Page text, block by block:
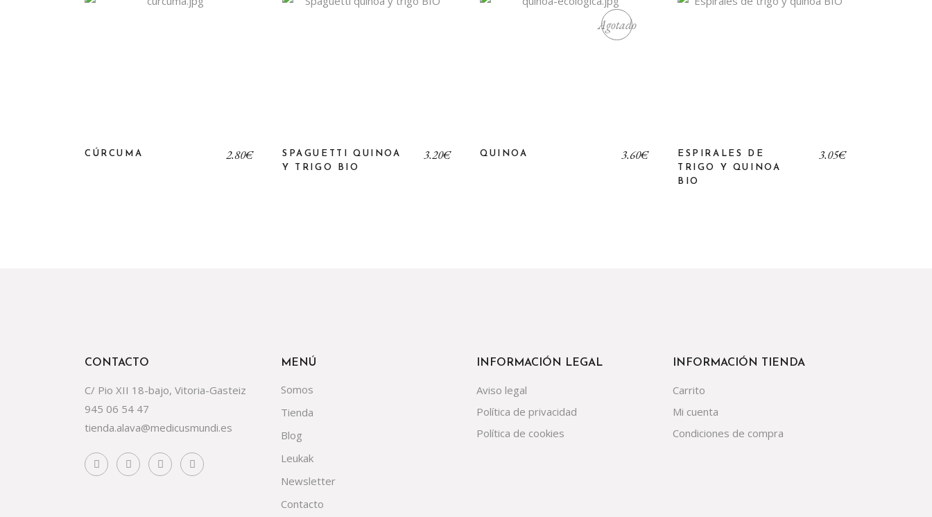
CÚRCUMA 2,80€
SPAGUETTI QUINOA
Y TRIGO BIO
3,20€
Agotado
QUINOA 3,60€
ESPIRALES DE
TRIGO Y QUINOA
BIO
3,05€
CONTACTO
C/ Pio XII 18-bajo, Vitoria-Gasteiz
945 06 54 47
tienda.alava@medicusmundi.es
MENÚ
Somos
Tienda
Blog
Leukak
Newsletter
Contacto
INFORMACIÓN LEGAL
Aviso legal
Política de privacidad
Política de cookies
INFORMACIÓN TIENDA
Carrito
Mi cuenta
Condiciones de compra